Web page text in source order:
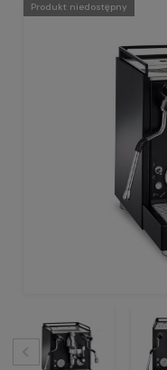
Produkt niedostępny